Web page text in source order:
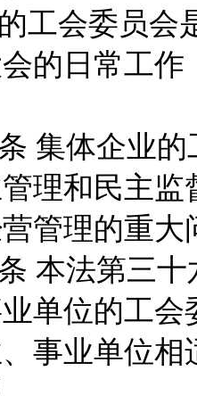
工会委员会
的日常工
集体企业
理和民主
管理的重大
本法第三
单位的工
事业单位